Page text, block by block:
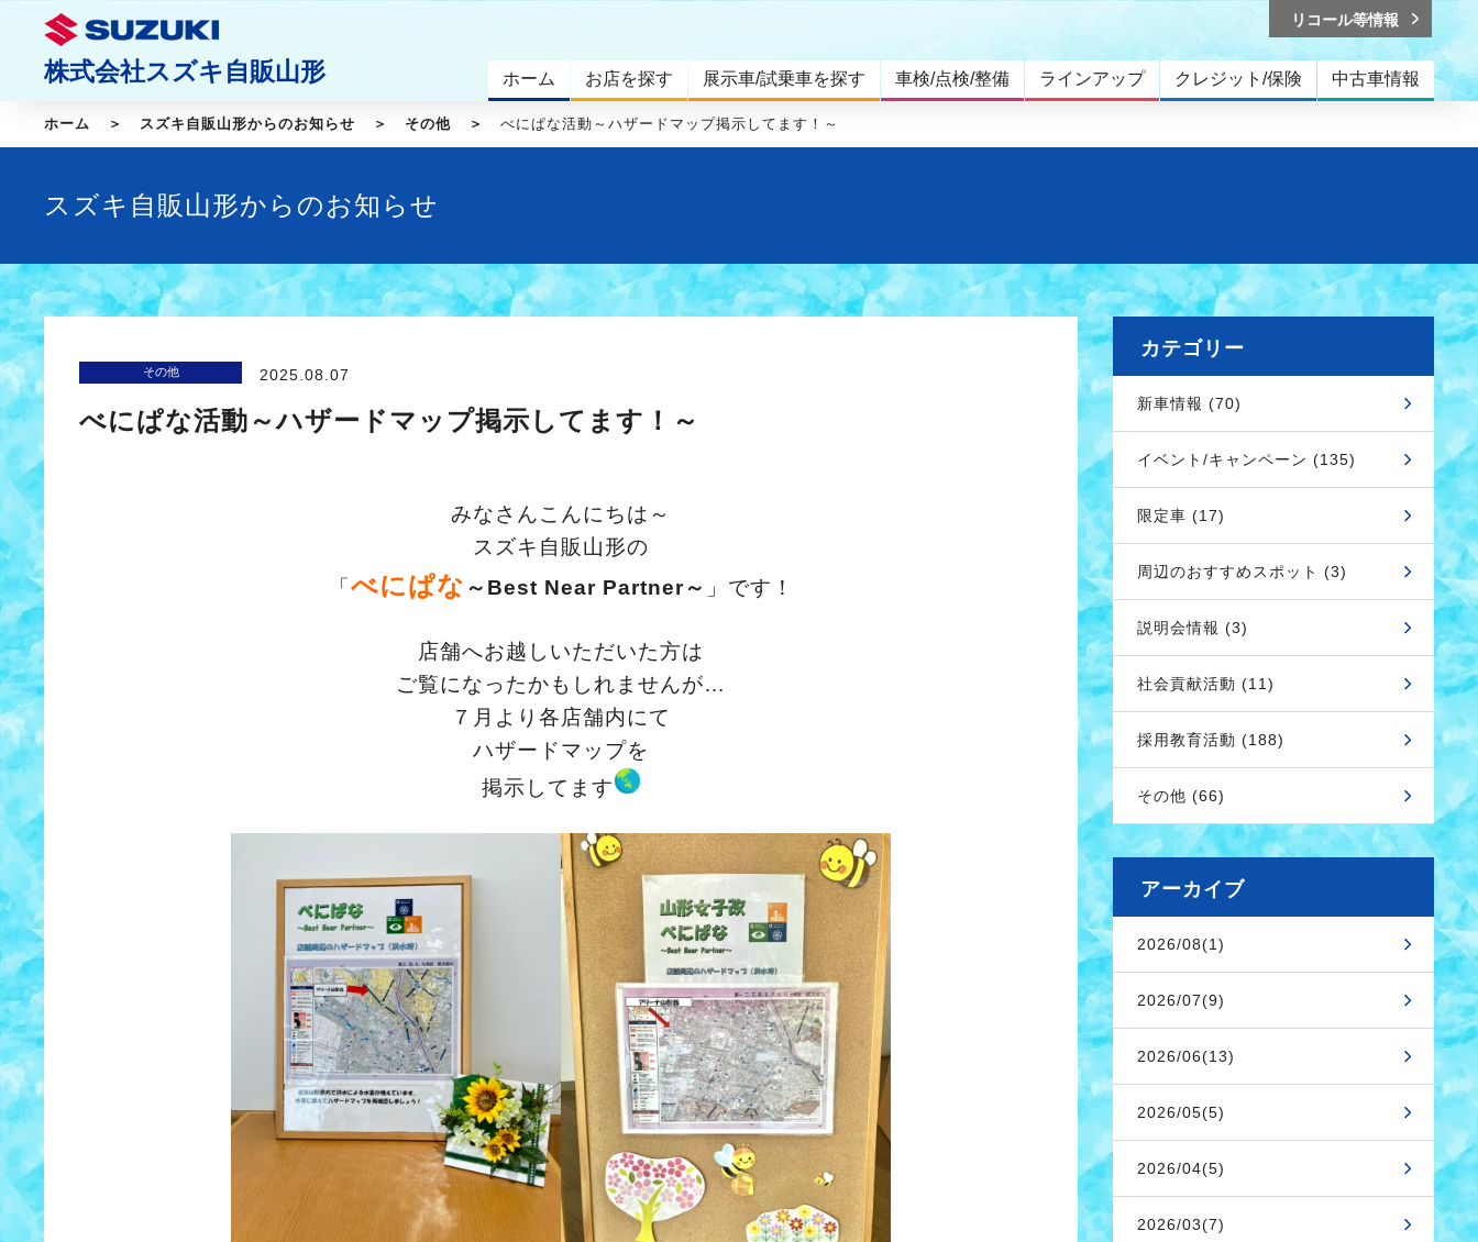
株式会社スズキ自販山形 ホーム お店を探す 展示車/試乗車を探す 車検/点検/整備 ラインアップ クレジット/保険 中古車情報
リコール等情報
ホーム スズキ自販山形からのお知らせ その他 べにぱな活動～ハザードマップ掲示してます！～
スズキ自販山形からのお知らせ
その他 2025.08.07
べにぱな活動～ハザードマップ掲示してます！～
みなさんこんにちは～
スズキ自販山形の
「 べにぱな ～Best Near Partner～ 」です！
店舗へお越しいただいた方は
ご覧になったかもしれませんが…
７月より各店舗内にて
ハザードマップを
掲示してます
カテゴリー
新車情報 (70)
イベント/キャンペーン (135)
限定車 (17)
周辺のおすすめスポット (3)
説明会情報 (3)
社会貢献活動 (11)
採用教育活動 (188)
その他 (66)
アーカイブ
2026/08(1)
2026/07(9)
2026/06(13)
2026/05(5)
2026/04(5)
2026/03(7)